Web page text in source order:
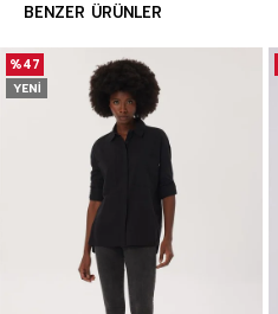
BENZER ÜRÜNLER
%47
YENI